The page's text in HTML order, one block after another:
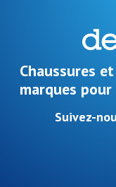
Chaussures
marques
Suivez-